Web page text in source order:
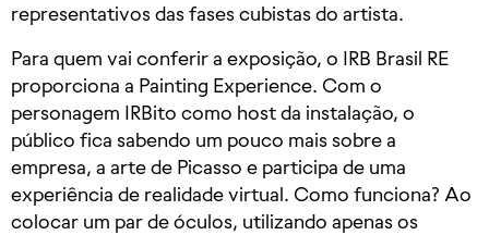
representativos das fases cubistas do artista.
Para quem vai conferir a exposição, o IRB Brasil RE
proporciona a Painting Experience. Com o
personagem IRBito como host da instalação, o
público fica sabendo um pouco mais sobre a
empresa, a arte de Picasso e participa de uma
experiência de realidade virtual. Como funciona? Ao
colocar um par de óculos, utilizando apenas os